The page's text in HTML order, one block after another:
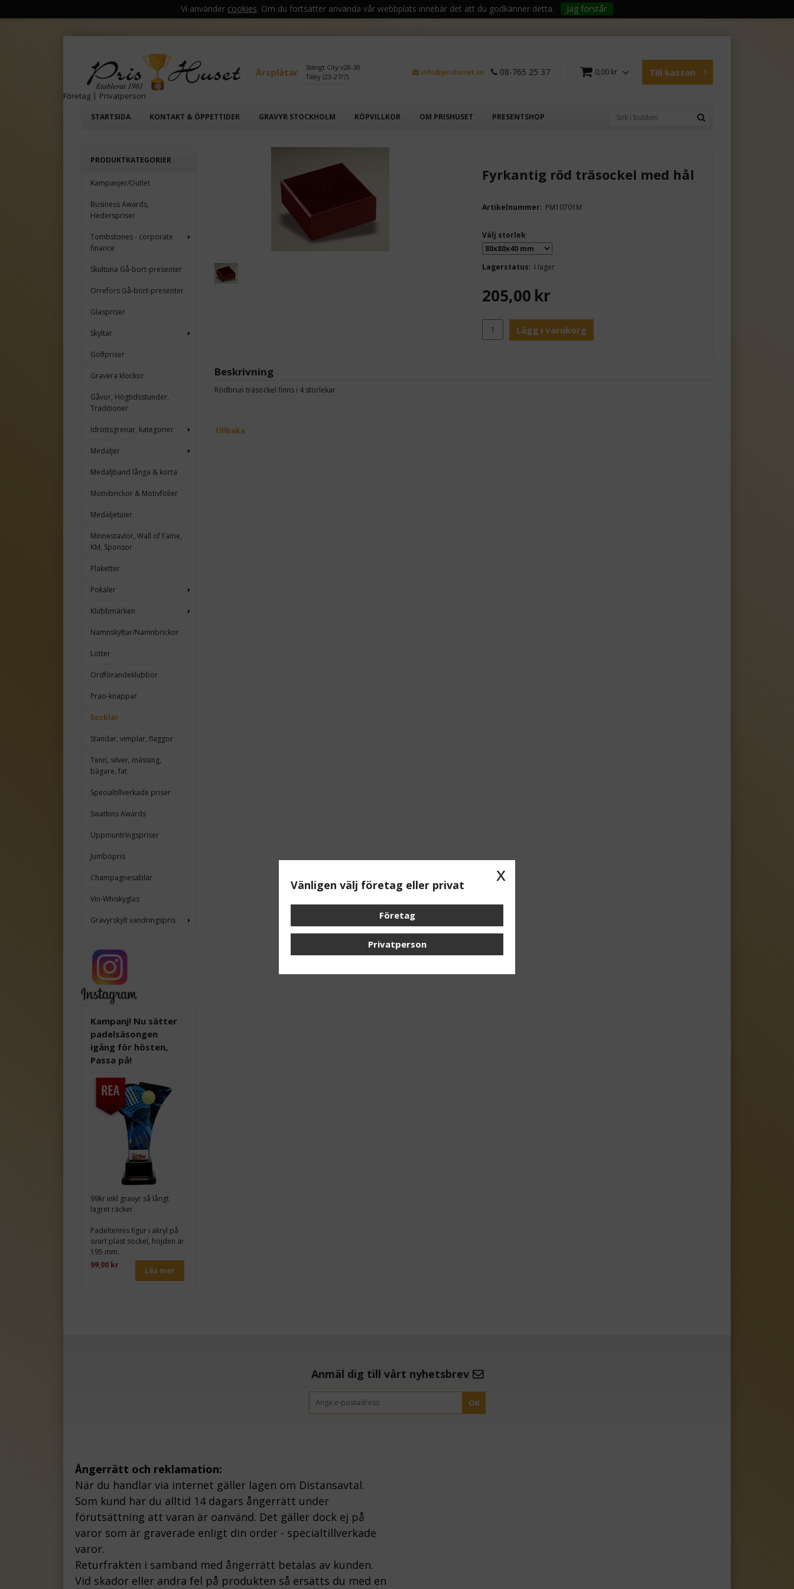
Vi använder cookies. Om du fortsätter använda vår webbplats innebär det att du godkänner detta. Jag förstår
Årsplåtar
Stängt City v28-30
Täby (23-27/7)
info@prishuset.se 08-765 25 37 0,00 kr Till kassan
STARTSIDA KONTAKT & ÖPPETTIDER GRAVYR STOCKHOLM KÖPVILLKOR OM PRISHUSET PRESENTSHOP
Företag | Privatperson
PRODUKTKATEGORIER
Kampanjer/Outlet
Business Awards,
Hederspriser
Tombstones - corporate
finance
Skultuna Gå-bort-presenter
Orrefors Gå-bort-presenter
Glaspriser
Skyltar
Golfpriser
Gravera klockor
Gåvor, Högtidsstunder,
Traditioner
Idrottsgrenar, kategorier
Medaljer
Medaljband långa & korta
Motivbrickor & Motivfolier
Medaljetuier
Minnestavlor, Wall of Fame,
KM, Sponsor
Plaketter
Pokaler
Klubbmärken
Namnskyltar/Namnbrickor
Lotter
Ordförandeklubbor
Prao-knappar
Socklar
Standar, vimplar, flaggor
Tenn, silver, mässing,
bägare, fat
Specialtillverkade priser
Swatkins Awards
Uppmuntringspriser
Jumbopris
Champagnesablar
Vin-Whiskyglas
Gravyrskylt vandringspris
Kampanj! Nu sätter
padelsäsongen
igång för hösten,
Passa på!
99kr inkl gravyr så långt
lagret räcker.
Padeltennis figur i akryl på
svart plast sockel, höjden är
195 mm.
99,00 kr
Läs mer
Fyrkantig röd träsockel med hål
Artikelnummer: PM10701M
Välj storlek
Lagerstatus: I lager
205,00 kr
Lägg i varukorg
Beskrivning
Rödbrun träsockel finns i 4 storlekar.
Tillbaka
Anmäl dig till vårt nyhetsbrev
OK
Ångerrätt och reklamation:
När du handlar via internet gäller lagen om Distansavtal.
Som kund har du alltid 14 dagars ångerrätt under
förutsättning att varan är oanvänd. Det gäller dock ej på
varor som är graverade enligt din order - specialtillverkade
varor.
Returfrakten i samband med ångerrätt betalas av kunden.
Vid skador eller andra fel på produkten så ersätts du med en
x
Vänligen välj företag eller privat
Företag
Privatperson